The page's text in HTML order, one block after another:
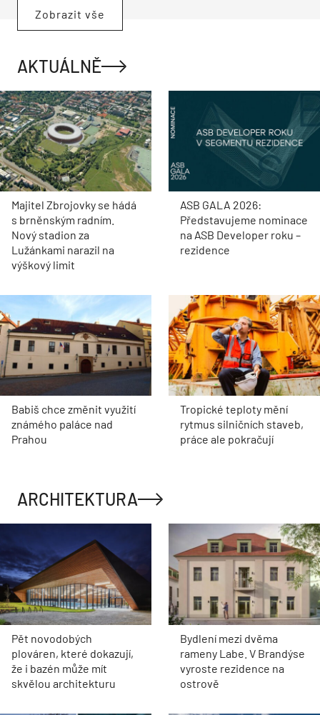
Zobrazit vše
AKTUÁLNĚ
Majitel Zbrojovky se hádá
s brněnským radním.
Nový stadion za
Lužánkami narazil na
výškový limit
ASB GALA 2026:
Představujeme nominace
na ASB Developer roku –
rezidence
Babiš chce změnit využití
známého paláce nad
Prahou
Tropické teploty mění
rytmus silničních staveb,
práce ale pokračují
ARCHITEKTURA
Pět novodobých
plováren, které dokazují,
že i bazén může mít
skvělou architekturu
Bydlení mezi dvěma
rameny Labe. V Brandýse
vyroste rezidence na
ostrově